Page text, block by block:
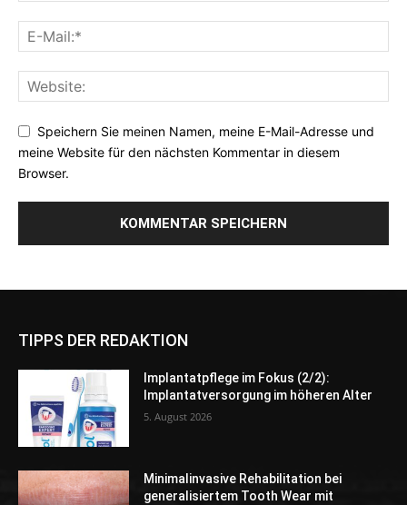
Speichern Sie meinen Namen, meine E-Mail-Adresse und
meine Website für den nächsten Kommentar in diesem
Browser.
TIPPS DER REDAKTION
Implantatpflege im Fokus (2/2):
Implantatversorgung im höheren Alter
5. August 2026
Minimalinvasive Rehabilitation bei
generalisiertem Tooth Wear mit